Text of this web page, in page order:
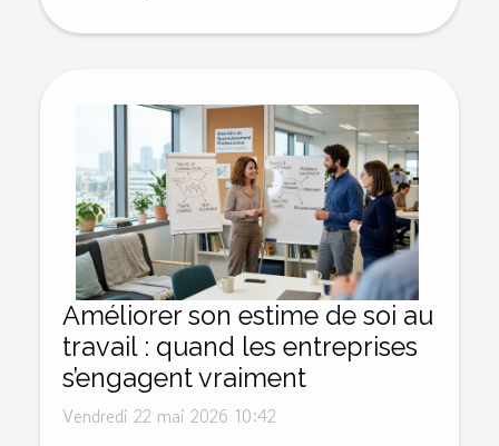
Améliorer son estime de soi au
travail : quand les entreprises
s’engagent vraiment
Vendredi 22 mai 2026 10:42